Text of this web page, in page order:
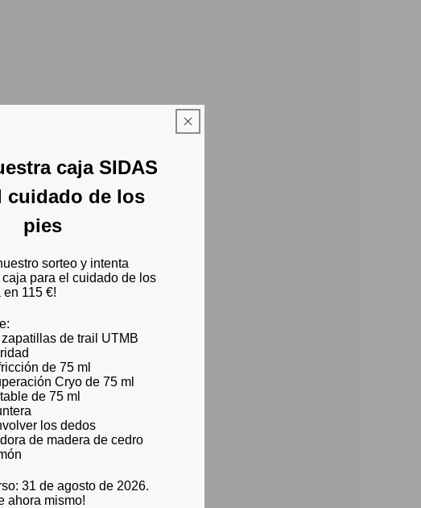
caja SIDAS
cuidado de los
pies
sorteo y intenta
para el cuidado de los
115 €!
de trail UTMB
de 75 ml
Cryo de 75 ml
de 75 ml
los dedos
de madera de cedro
31 de agosto de 2026.
ahora mismo!